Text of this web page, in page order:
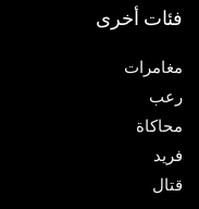
فئات أخرى
مغامرات
رعب
محاكاة
فريد
قتال